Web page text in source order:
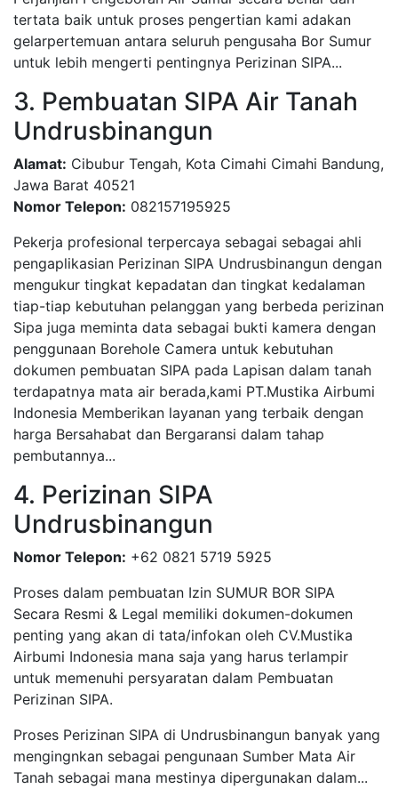
tertata baik untuk proses pengertian kami adakan
gelarpertemuan antara seluruh pengusaha Bor Sumur
untuk lebih mengerti pentingnya Perizinan SIPA...
3. Pembuatan SIPA Air Tanah
Undrusbinangun
Alamat: Cibubur Tengah, Kota Cimahi Cimahi Bandung,
Jawa Barat 40521
Nomor Telepon: 082157195925
Pekerja profesional terpercaya sebagai sebagai ahli
pengaplikasian Perizinan SIPA Undrusbinangun dengan
mengukur tingkat kepadatan dan tingkat kedalaman
tiap-tiap kebutuhan pelanggan yang berbeda perizinan
Sipa juga meminta data sebagai bukti kamera dengan
penggunaan Borehole Camera untuk kebutuhan
dokumen pembuatan SIPA pada Lapisan dalam tanah
terdapatnya mata air berada,kami PT.Mustika Airbumi
Indonesia Memberikan layanan yang terbaik dengan
harga Bersahabat dan Bergaransi dalam tahap
pembutannya...
4. Perizinan SIPA
Undrusbinangun
Nomor Telepon: +62 0821 5719 5925
Proses dalam pembuatan Izin SUMUR BOR SIPA
Secara Resmi & Legal memiliki dokumen-dokumen
penting yang akan di tata/infokan oleh CV.Mustika
Airbumi Indonesia mana saja yang harus terlampir
untuk memenuhi persyaratan dalam Pembuatan
Perizinan SIPA.
Proses Perizinan SIPA di Undrusbinangun banyak yang
mengingnkan sebagai pengunaan Sumber Mata Air
Tanah sebagai mana mestinya dipergunakan dalam...